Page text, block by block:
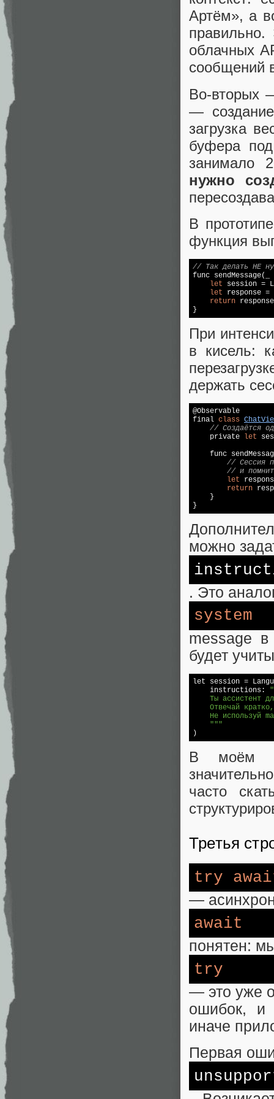
Артём», а
облачных
сообщений
Во-вторых
—
загрузка
буфера
занимало
нужно
В
функция
// Так делать НЕ
func
let session =
let response =
return
При
в кисель:
держать
@Observable
final class
// Создаётся
    private
let
func
// Сессия
// и помнит
let
return
    }
можно
. Это
system
message
будет
let session =
    instructions:
Ты ассистент
Отвечай
Не используй
    """
В моём
часто
Третья
try
—
await
понятен:
try
— это уже
ошибок, и
иначе
Первая